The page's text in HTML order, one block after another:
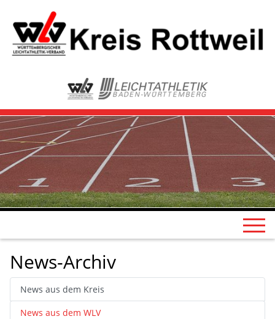
News-Archiv
News aus dem Kreis
News aus dem WLV